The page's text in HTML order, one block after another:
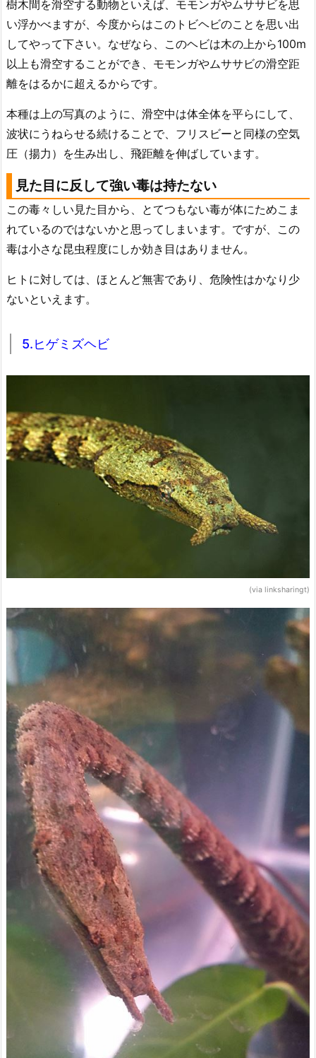
樹木間を滑空する動物といえば、モモンガやムササビを思
い浮かべますが、今度からはこのトビヘビのことを思い出
してやって下さい。なぜなら、このヘビは木の上から100m
以上も滑空することができ、モモンガやムササビの滑空距
離をはるかに超えるからです。
本種は上の写真のように、滑空中は体全体を平らにして、
波状にうねらせる続けることで、フリスビーと同様の空気
圧（揚力）を生み出し、飛距離を伸ばしています。
見た目に反して強い毒は持たない
この毒々しい見た目から、とてつもない毒が体にためこま
れているのではないかと思ってしまいます。ですが、この
毒は小さな昆虫程度にしか効き目はありません。
ヒトに対しては、ほとんど無害であり、危険性はかなり少
ないといえます。
5.ヒゲミズヘビ
(via linksharingt)